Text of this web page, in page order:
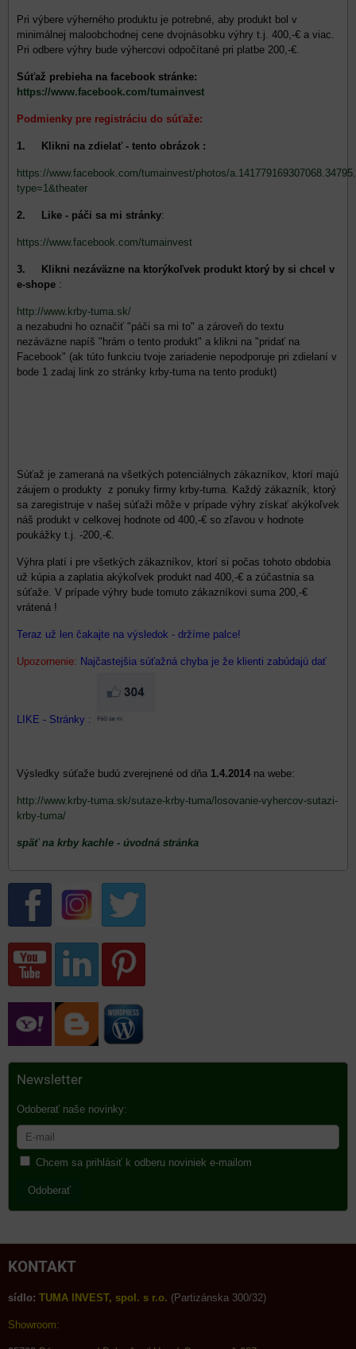
Pri výbere výherného produktu je potrebné, aby produkt bol v
minimálnej maloobchodnej cene dvojnásobku výhry t.j. 400,-€ a viac.
Pri odbere výhry bude výhercovi odpočítané pri platbe 200,-€.
Súťaž prebieha na facebook stránke:
https://www.facebook.com/tumainvest
Podmienky pre registráciu do súťaže:
1. Klikni na zdielať - tento obrázok :
https://www.facebook.com/tumainvest/photos/
type=1&theater
2. Like - páči sa mi stránky:
https://www.facebook.com/tumainvest
3. Klikni nezáväzne na ktorýkoľvek produkt ktorý by si chcel v
e-shope :
http://www.krby-tuma.sk/
a nezabudni ho označiť "páči sa mi to" a zároveň do textu
nezáväzne napíš "hrám o tento produkt" a klikni na "pridať na
Facebook" (ak túto funkciu tvoje zariadenie nepodporuje pri zdielaní v
bode 1 zadaj link zo stránky krby-tuma na tento produkt)
Súťaž je zameraná na všetkých potenciálnych zákazníkov, ktorí majú
záujem o produkty z ponuky firmy krby-tuma. Každý zákazník, ktorý
sa zaregistruje v našej súťaži môže v prípade výhry získať akýkoľvek
náš produkt v celkovej hodnote od 400,-€ so zľavou v hodnote
poukážky t.j. -200,-€.
Výhra platí i pre všetkých zákazníkov, ktorí si počas tohoto obdobia
už kúpia a zaplatia akýkoľvek produkt nad 400,-€ a zúčastnia sa
súťaže. V prípade výhry bude tomuto zákazníkovi suma 200,-€
vrátená !
Teraz už len čakajte na výsledok - držíme palce!
Upozornenie: Najčastejšia súťažná chyba je že klienti zabúdajú dať
LIKE - Stránky :
Výsledky súťaže budú zverejnené od dňa 1.4.2014 na webe:
http://www.krby-tuma.sk/sutaze-krby-tuma/losovanie-vyhercov-sutazi-
krby-tuma/
späť na krby kachle - úvodná stránka
Newsletter
Odoberať naše novinky:
Chcem sa prihlásiť k odberu noviniek e-mailom
Odoberať
KONTAKT
sídlo: TUMA INVEST, spol. s r.o. (Partizánska 300/32)
Showroom: